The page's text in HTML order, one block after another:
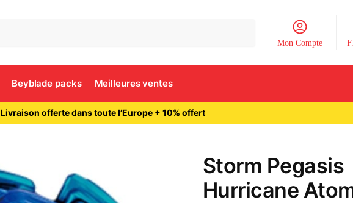
Mon Compte
Beyblade packs Meilleures ventes
Livraison offerte dans toute l’Europe + 10% offert
Storm Pegasis
Hurricane